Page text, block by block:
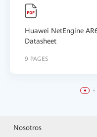
Huawei NetEngine
Datasheet
9 PAGES
Nosotros